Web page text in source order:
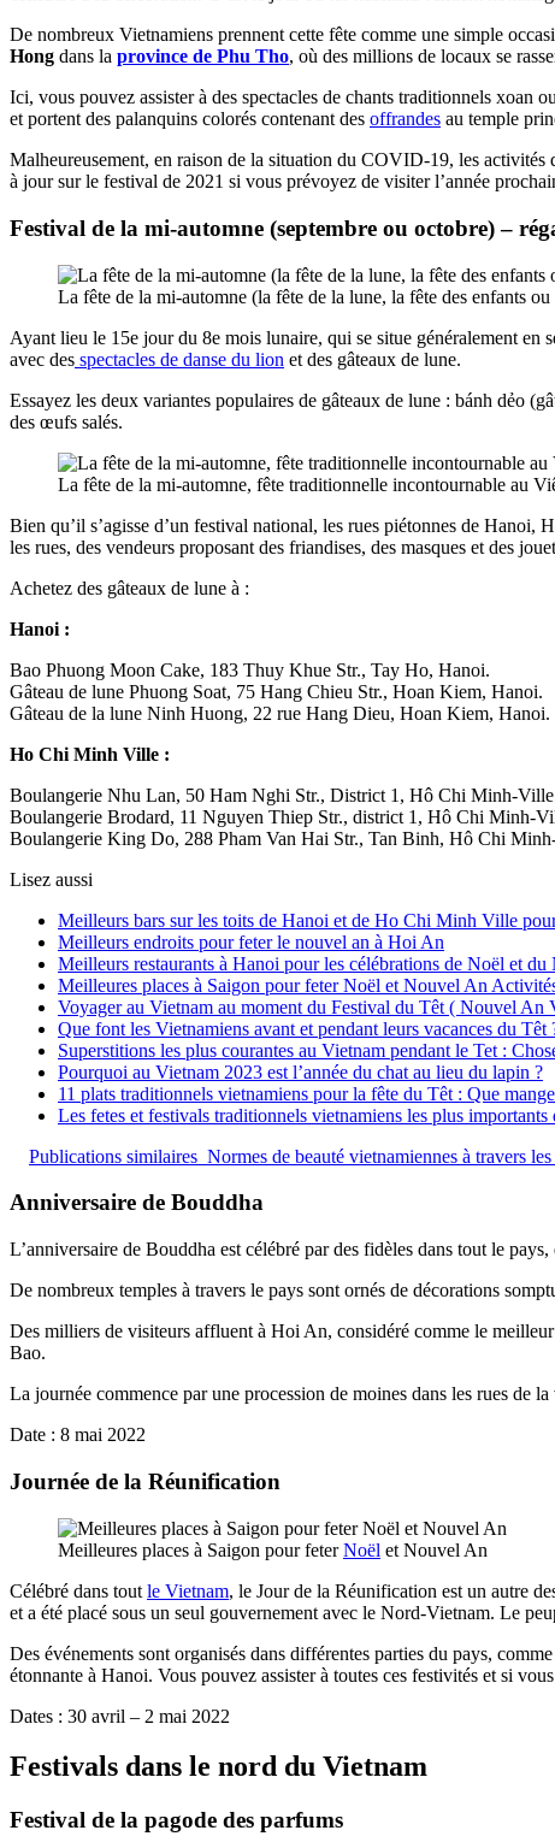
De nombreux Vietnamiens prennent cette fête comme une simple
Hong dans la province de Phu Tho, où des millions de locaux se
Ici, vous pouvez assister à des spectacles de chants traditionnels xoan
et portent des palanquins colorés contenant des offrandes au temple
Malheureusement, en raison de la situation du COVID-19, les
à jour sur le festival de 2021 si vous prévoyez de visiter l’année
Festival de la mi-automne (septembre ou octobre) –
La fête de la mi-automne (la fête de la lune, la fête des enfants
Ayant lieu le 15e jour du 8e mois lunaire, qui se situe généralement en
avec des spectacles de danse du lion et des gâteaux de lune.
Essayez les deux variantes populaires de gâteaux de lune : bánh dẻo
des œufs salés.
La fête de la mi-automne, fête traditionnelle incontournable au
Bien qu’il s’agisse d’un festival national, les rues piétonnes de Hanoi,
les rues, des vendeurs proposant des friandises, des masques et des
Achetez des gâteaux de lune à :
Hanoi :
Bao Phuong Moon Cake, 183 Thuy Khue Str., Tay Ho, Hanoi.
Gâteau de lune Phuong Soat, 75 Hang Chieu Str., Hoan Kiem, Hanoi.
Gâteau de la lune Ninh Huong, 22 rue Hang Dieu, Hoan Kiem, Hanoi.
Ho Chi Minh Ville :
Boulangerie Nhu Lan, 50 Ham Nghi Str., District 1, Hô Chi Minh-
Boulangerie Brodard, 11 Nguyen Thiep Str., district 1, Hô Chi Minh-
Boulangerie King Do, 288 Pham Van Hai Str., Tan Binh, Hô Chi
Lisez aussi
Meilleurs bars sur les toits de Hanoi et de Ho Chi Minh Ville
Meilleurs endroits pour feter le nouvel an à Hoi An
Meilleurs restaurants à Hanoi pour les célébrations de Noël et
Meilleures places à Saigon pour feter Noël et Nouvel An
Voyager au Vietnam au moment du Festival du Têt ( Nouvel An
Que font les Vietnamiens avant et pendant leurs vacances du Têt
Superstitions les plus courantes au Vietnam pendant le Tet :
Pourquoi au Vietnam 2023 est l’année du chat au lieu du lapin ?
11 plats traditionnels vietnamiens pour la fête du Têt : Que
Les fetes et festivals traditionnels vietnamiens les plus
Publications similaires Normes de beauté vietnamiennes à travers
Anniversaire de Bouddha
L’anniversaire de Bouddha est célébré par des fidèles dans tout le
De nombreux temples à travers le pays sont ornés de décorations
Des milliers de visiteurs affluent à Hoi An, considéré comme le
Bao.
La journée commence par une procession de moines dans les rues de
Date : 8 mai 2022
Journée de la Réunification
Meilleures places à Saigon pour feterNoël et Nouvel An
Célébré dans tout le Vietnam, le Jour de la Réunification est un autre
et a été placé sous un seul gouvernement avec le Nord-Vietnam. Le
Des événements sont organisés dans différentes parties du pays,
étonnante à Hanoi. Vous pouvez assister à toutes ces festivités et si
Dates : 30 avril – 2 mai 2022
Festivals dans le nord du Vietnam
Festival de la pagode des parfums